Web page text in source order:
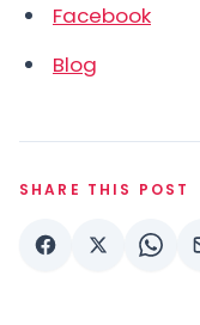
Facebook
Blog
SHARE THIS POST